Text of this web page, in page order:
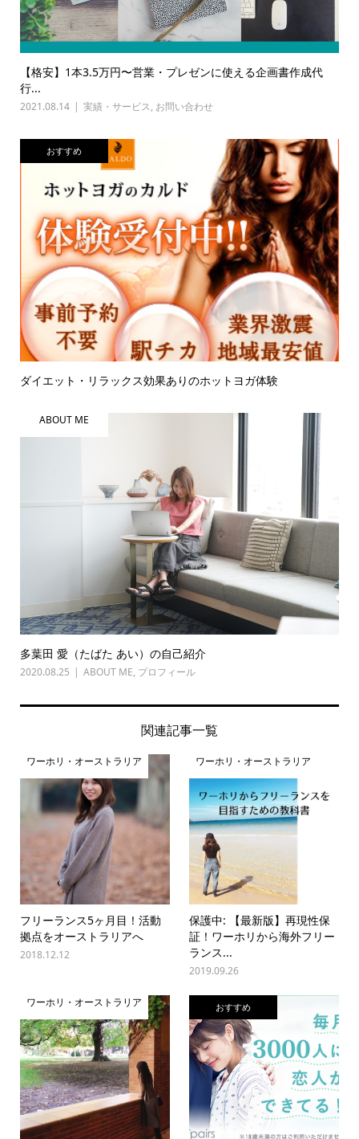
【格安】1本3.5万円〜営業・プレゼンに使える企画書作成代
行...
2021.08.14 実績・サービス, お問い合わせ
おすすめ
ダイエット・リラックス効果ありのホットヨガ体験
ABOUT ME
多葉田 愛（たばた あい）の自己紹介
2020.08.25 ABOUT ME, プロフィール
関連記事一覧
ワーホリ・オーストラリア
フリーランス5ヶ月目！活動
拠点をオーストラリアへ
2018.12.12
ワーホリ・オーストラリア
保護中: 【最新版】再現性保
証！ワーホリから海外フリー
ランス...
2019.09.26
ワーホリ・オーストラリア おすすめ